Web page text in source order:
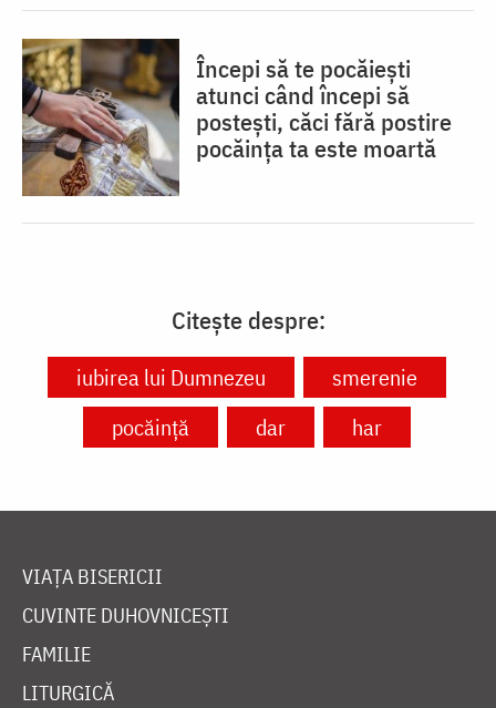
Începi să te pocăiești
atunci când începi să
postești, căci fără postire
pocăința ta este moartă
Citește despre:
iubirea lui Dumnezeu
smerenie
pocăință
dar har
VIAȚA BISERICII
CUVINTE DUHOVNICEȘTI
FAMILIE
LITURGICĂ